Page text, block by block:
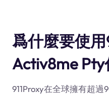
爲什麼要使用
Activ8me Pty
911Proxy在全球擁有超